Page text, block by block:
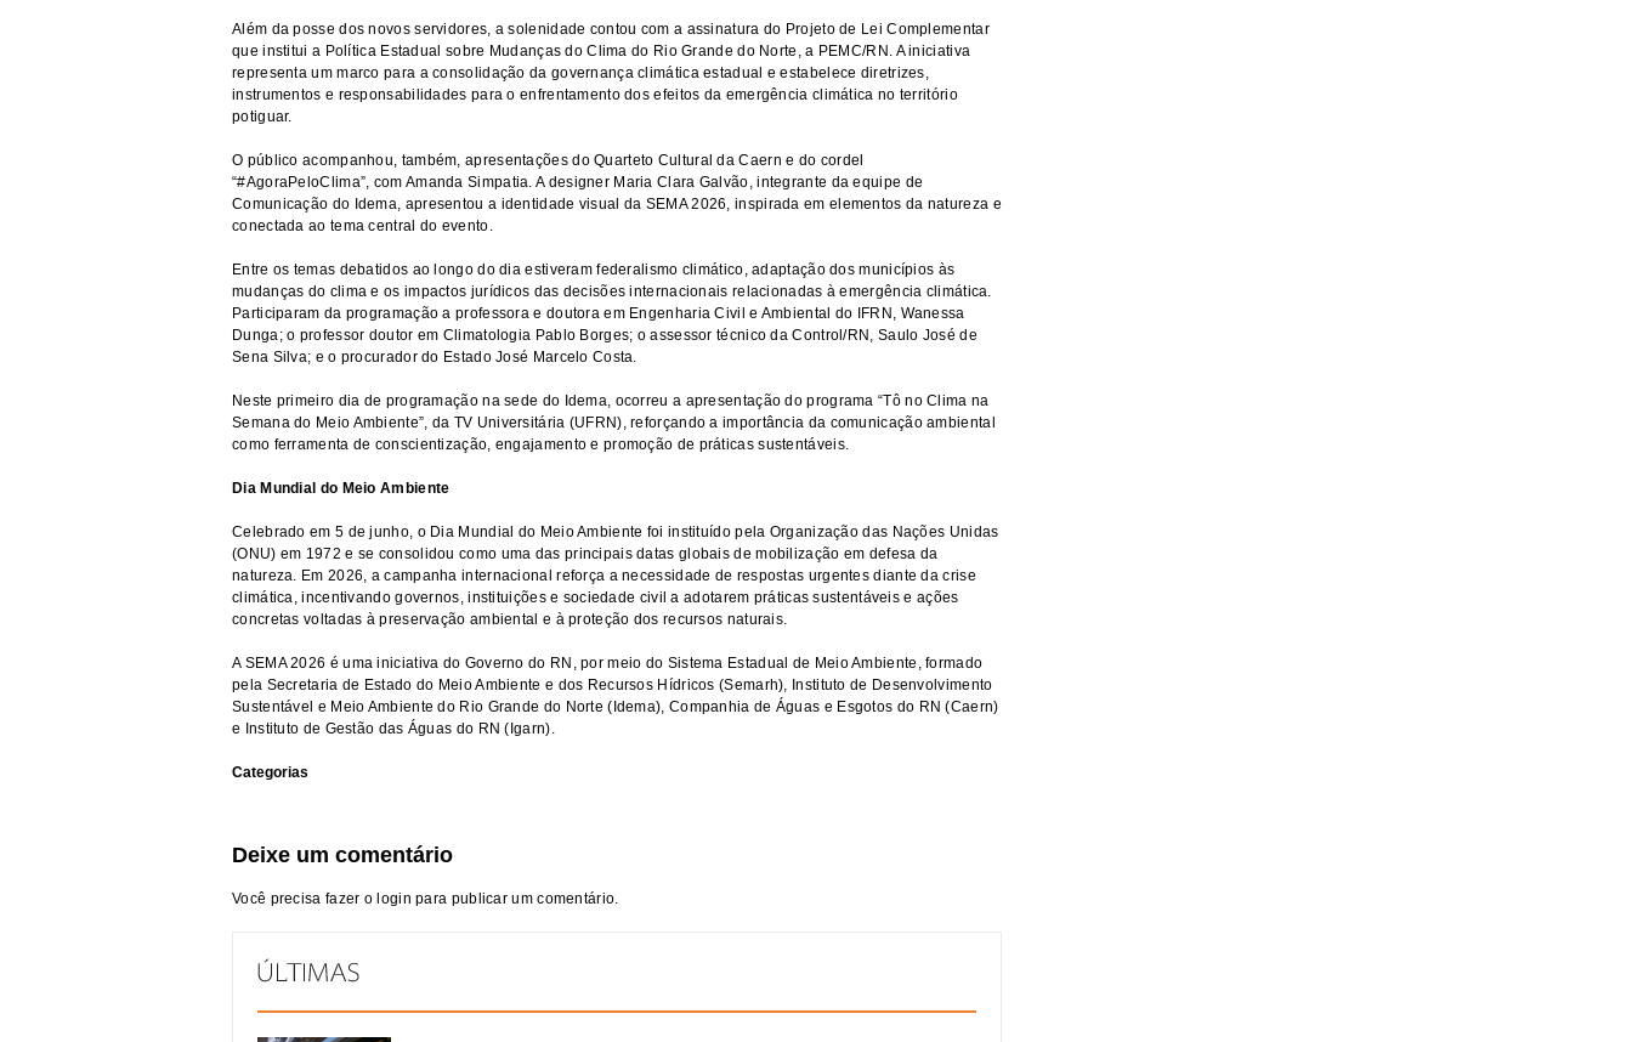
Além da posse dos novos servidores, a solenidade contou com a assinatura do Projeto de Lei Complementar
que institui a Política Estadual sobre Mudanças do Clima do Rio Grande do Norte, a PEMC/RN. A iniciativa
representa um marco para a consolidação da governança climática estadual e estabelece diretrizes,
instrumentos e responsabilidades para o enfrentamento dos efeitos da emergência climática no território
potiguar.
O público acompanhou, também, apresentações do Quarteto Cultural da Caern e do cordel
“#AgoraPeloClima”, com Amanda Simpatia. A designer Maria Clara Galvão, integrante da equipe de
Comunicação do Idema, apresentou a identidade visual da SEMA 2026, inspirada em elementos da natureza e
conectada ao tema central do evento.
Entre os temas debatidos ao longo do dia estiveram federalismo climático, adaptação dos municípios às
mudanças do clima e os impactos jurídicos das decisões internacionais relacionadas à emergência climática.
Participaram da programação a professora e doutora em Engenharia Civil e Ambiental do IFRN, Wanessa
Dunga; o professor doutor em Climatologia Pablo Borges; o assessor técnico da Control/RN, Saulo José de
Sena Silva; e o procurador do Estado José Marcelo Costa.
Neste primeiro dia de programação na sede do Idema, ocorreu a apresentação do programa “Tô no Clima na
Semana do Meio Ambiente”, da TV Universitária (UFRN), reforçando a importância da comunicação ambiental
como ferramenta de conscientização, engajamento e promoção de práticas sustentáveis.
Dia Mundial do Meio Ambiente
Celebrado em 5 de junho, o Dia Mundial do Meio Ambiente foi instituído pela Organização das Nações Unidas
(ONU) em 1972 e se consolidou como uma das principais datas globais de mobilização em defesa da
natureza. Em 2026, a campanha internacional reforça a necessidade de respostas urgentes diante da crise
climática, incentivando governos, instituições e sociedade civil a adotarem práticas sustentáveis e ações
concretas voltadas à preservação ambiental e à proteção dos recursos naturais.
A SEMA 2026 é uma iniciativa do Governo do RN, por meio do Sistema Estadual de Meio Ambiente, formado
pela Secretaria de Estado do Meio Ambiente e dos Recursos Hídricos (Semarh), Instituto de Desenvolvimento
Sustentável e Meio Ambiente do Rio Grande do Norte (Idema), Companhia de Águas e Esgotos do RN (Caern)
e Instituto de Gestão das Águas do RN (Igarn).
Categorias
Deixe um comentário
Você precisa fazer ologin para publicar um comentário.